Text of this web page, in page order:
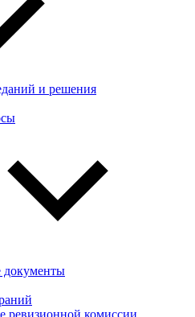
и решения
документы
ревизионной комиссии